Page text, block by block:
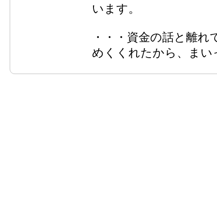
います。
・・・資金の話と離
めくくれたから、まい